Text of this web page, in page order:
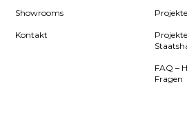
Showrooms
Kontakt
FAQ –
Fragen